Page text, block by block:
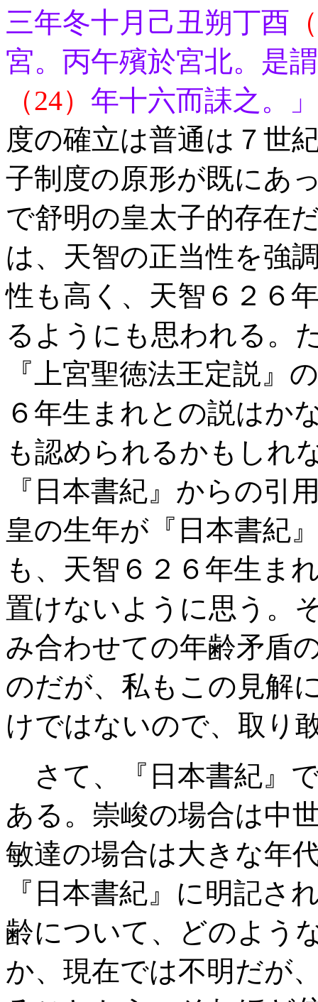
三年冬十月己丑朔丁酉
宮。丙午殯於宮北。是
（24） 年十六而誄之。」
度の確立は普通は７世
子制度の原形が既にあ
で舒明の皇太子的存在
は、天智の正当性を強
性も高く、天智６２６
るようにも思われる。
『上宮聖徳法王定説』
６年生まれとの説はか
も認められるかもしれ
『日本書紀』からの引
皇の生年が『日本書紀
も、天智６２６年生ま
置けないように思う。
み合わせての年齢矛盾
のだが、私もこの見解
けではないので、取り
さて、『日本書紀』
ある。崇峻の場合は中
敏達の場合は大きな年
『日本書紀』に明記さ
齢について、どのよう
か、現在では不明だが